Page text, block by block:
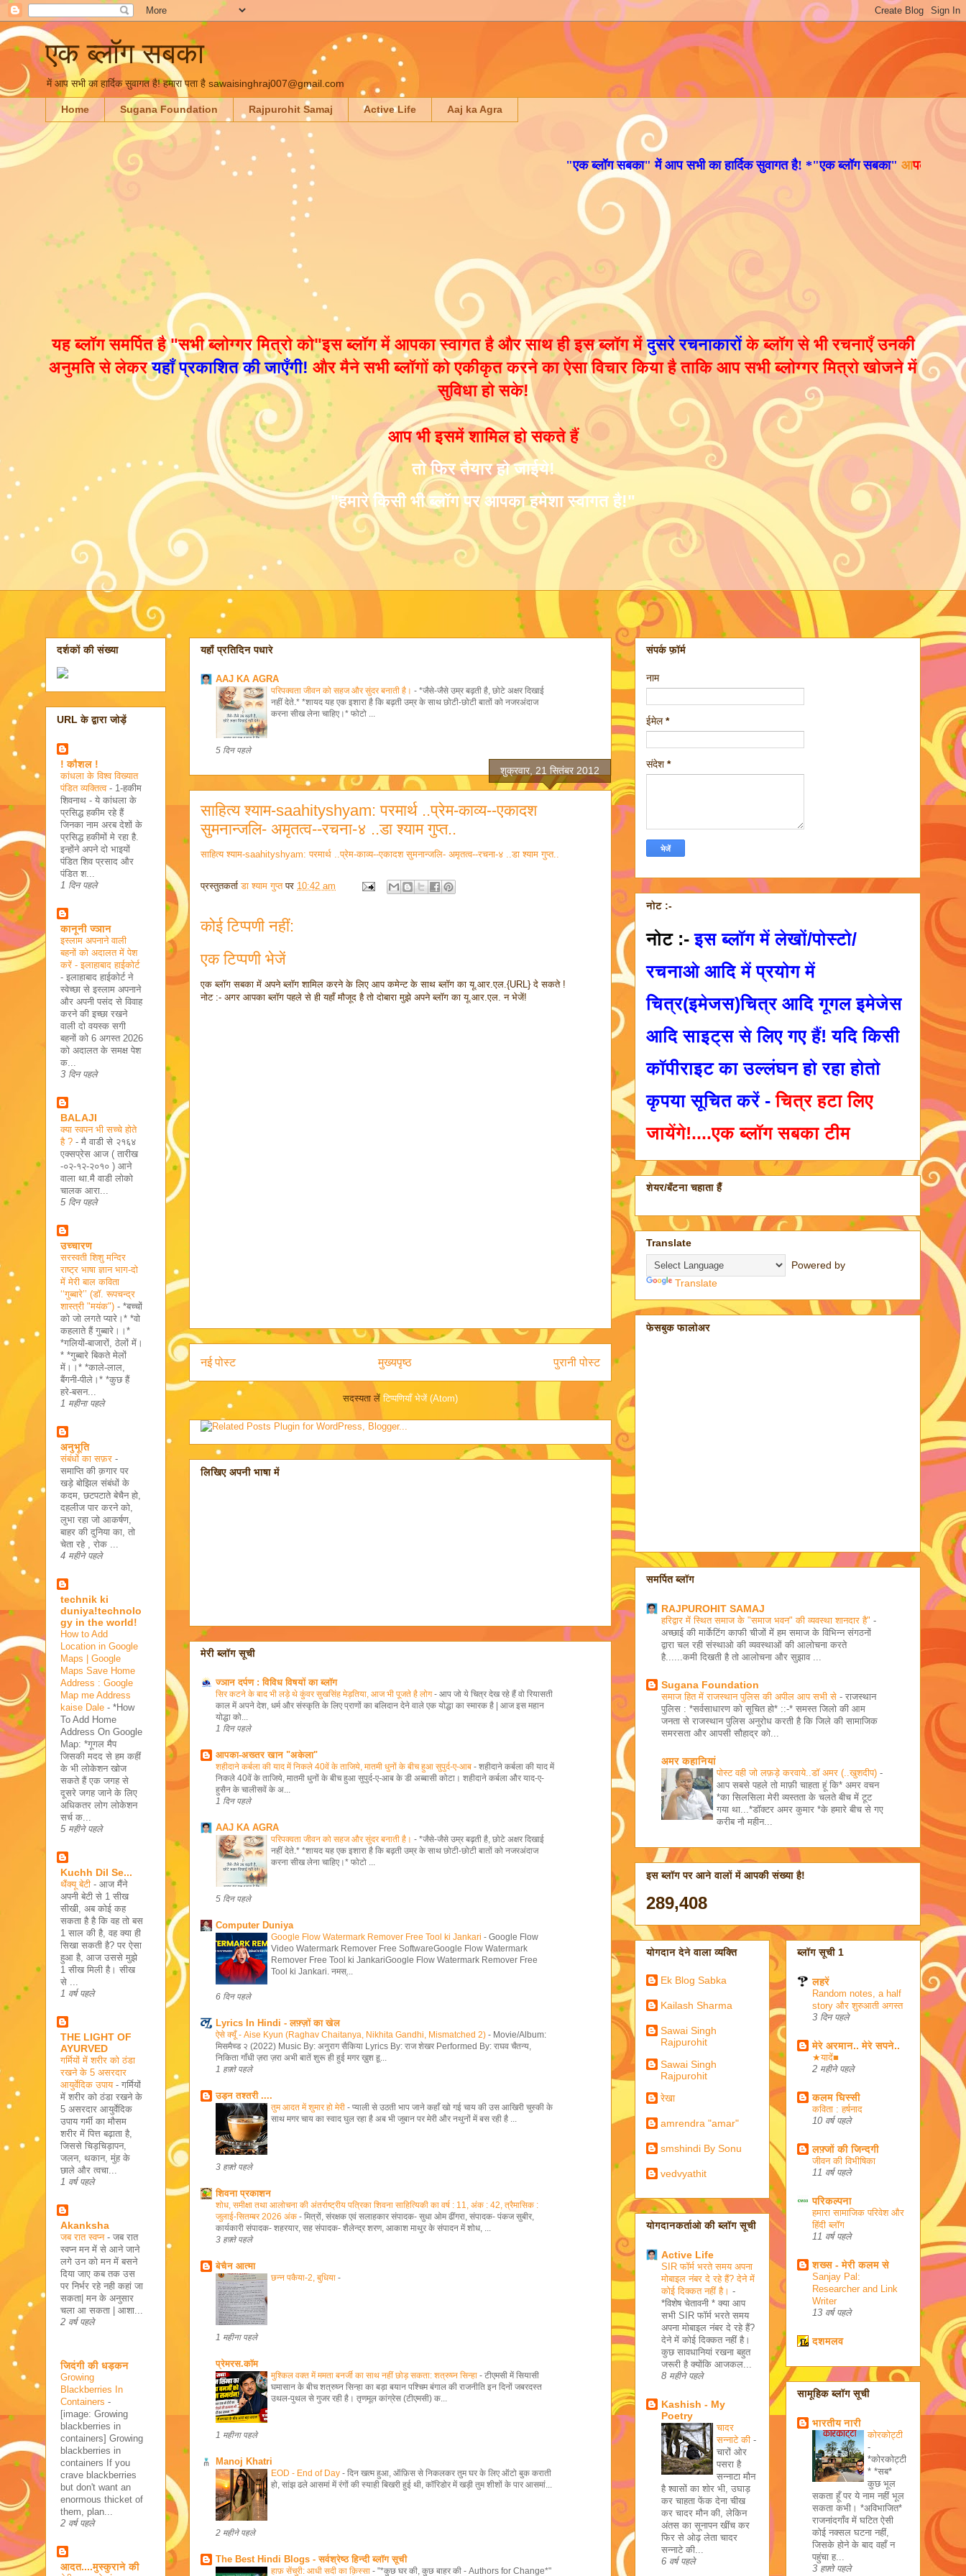
एक ब्लॉग सबका
में आप सभी का हार्दिक सुवागत है! हमारा पता है sawaisinghraj007@gmail.com
Home Sugana Foundation Rajpurohit Samaj Active Life Aaj ka Agra
एक ब्लॉग सबका"में आप सभी का हार्दिक सुवागत है! *"एक ब्लॉग सबका"आपका अपना मंच है
यह ब्लॉग समर्पित है "सभी ब्लोग्गर मित्रो को"इस ब्लॉग में आपका स्वागत है और साथ ही इस ब्लॉग मेंदुसरे रचनाकारोंके ब्लॉग से भी रचनाएँउनकी
अनुमति से लेकर यहाँ प्रकाशित की जाएँगी! और मैने सभी ब्लॉगों को एकीकृत करने का ऐसा विचार किया है ताकि आप सभी ब्लोग्गर मित्रो खोजने में
सुविधा हो सके!
आप भी इसमें शामिल हो सकते हैं
तो फिर तैयार हो जाईये!
"हमारे किसी भी ब्लॉग पर आपका हमेशा स्वागत है!"
यहाँ प्रतिदिन पधारे
AAJ KA AGRA
परिपक्वता जीवन को सहज और सुंदर बनाती है। - *जैसे-जैसे उम्र बढ़ती है, छोटे अक्षर दिखाई
नहीं देते.* *शायद यह एक इशारा है कि बढ़ती उम्र के साथ छोटी-छोटी बातों को नजरअंदाज
करना सीख लेना चाहिए।* फोटो ...
5 दिन पहले
शुक्रवार, 21 सितंबर 2012
साहित्य श्याम-saahityshyam: परमार्थ ..प्रेम-काव्य--एकादश
सुमनान्जलि- अमृतत्व--रचना-४ ..डा श्याम गुप्त..
साहित्य श्याम-saahityshyam: परमार्थ ..प्रेम-काव्य--एकादश सुमनान्जलि- अमृतत्व--रचना-४ ..डा श्याम गुप्त..
प्रस्तुतकर्ताडा श्याम गुप्त पर 10:42 am
कोई टिप्पणी नहीं:
एक टिप्पणी भेजें
एक ब्लॉग सबका में अपने ब्लॉग शामिल करने के लिए आप कमेन्ट के साथ ब्लॉग का यू.आर.एल.{URL} दे सकते !
नोट :- अगर आपका ब्लॉग पहले से ही यहाँ मौजूद है तो दोबारा मुझे अपने ब्लॉग का यू.आर.एल. न भेजें!
नई पोस्ट पुरानी पोस्ट
मुख्यपृष्ठ
सदस्यता लेंटिप्पणियाँ भेजें (Atom)
लिखिए अपनी भाषा में
मेरी ब्लॉग सूची
ज्ञान दर्पण : विविध विषयों का ब्लॉग
सिर कटने के बाद भी लड़े थे कुंवर सुखसिंह मेड़तिया, आज भी पूजते है लोग- आप जो ये चित्र देख रहे हैं वो रियासती
काल में अपने देश, धर्म और संस्कृति के लिए प्राणों का बलिदान देने वाले एक योद्धा का स्मारक है | आज इस महान
योद्धा को...
1 दिन पहले
आपका-अख्तर खान "अकेला"
शहीदाने कर्बला की याद में निकले 40वें के ताजिये, मातमी धुनों के बीच हुआ सुपुर्द-ए-आब - शहीदाने कर्बला की याद में
निकले 40वें के ताजिये, मातमी धुनों के बीच हुआ सुपुर्द-ए-आब के डी अब्बासी कोटा। शहीदाने कर्बला और याद-ए-
हुसैन के चालीसवें के अ...
1 दिन पहले
AAJ KA AGRA
परिपक्वता जीवन को सहज और सुंदर बनाती है। - *जैसे-जैसे उम्र बढ़ती है, छोटे अक्षर दिखाई
नहीं देते.* *शायद यह एक इशारा है कि बढ़ती उम्र के साथ छोटी-छोटी बातों को नजरअंदाज
करना सीख लेना चाहिए।* फोटो ...
5 दिन पहले
Computer Duniya
Google Flow Watermark Remover Free Tool ki Jankari - Google Flow
Video Watermark Remover Free SoftwareGoogle Flow Watermark
Remover Free Tool ki JankariGoogle Flow Watermark Remover Free
Tool ki Jankari. नमस्...
6 दिन पहले
Lyrics In Hindi - लफ़्ज़ों का खेल
ऐसे क्यूँ - Aise Kyun (Raghav Chaitanya, Nikhita Gandhi, Mismatched 2) - Movie/Album:
मिसमैच्ड २ (2022) Music By: अनुराग सैकिया Lyrics By: राज शेखर Performed By: राघव चैतन्य,
निकिता गाँधी ज़रा ज़रा अभी बातें शुरू ही हुई मगर ख़ुश हू...
1 हफ़्ते पहले
उड़न तश्तरी ....
तुम आदत में शुमार हो मेरी - प्याली से उठती भाप जाने कहाँ खो गई चाय की उस आखिरी चुस्की के
साथ मगर चाय का स्वाद घुल रहा है अब भी जुबान पर मेरी और नथुनों में बस रही है ...
3 हफ़्ते पहले
शिवना प्रकाशन
शोध, समीक्षा तथा आलोचना की अंतर्राष्ट्रीय पत्रिका शिवना साहित्यिकी का वर्ष : 11, अंक : 42, त्रैमासिक :
जुलाई-सितम्बर 2026 अंक - मित्रों, संरक्षक एवं सलाहकार संपादक- सुधा ओम ढींगरा, संपादक- पंकज सुबीर,
कार्यकारी संपादक- शहरयार, सह संपादक- शैलेन्द्र शरण, आकाश माथुर के संपादन में शोध, ...
3 हफ़्ते पहले
बेचैन आत्मा
छन्न पकैया-2, बुधिया -
1 महीना पहले
प्रेमरस.कॉम
मुश्किल वक्त में ममता बनर्जी का साथ नहीं छोड़ सकता: शत्रुघ्न सिन्हा - टीएमसी में सियासी
घमासान के बीच शत्रुघ्न सिन्हा का बड़ा बयान पश्चिम बंगाल की राजनीति इन दिनों जबरदस्त
उथल-पुथल से गुजर रही है। तृणमूल कांग्रेस (टीएमसी) क...
1 महीना पहले
Manoj Khatri
EOD - End of Day - दिन खत्म हुआ, ऑफ़िस से निकलकर तुम घर के लिए ऑटो बुक कराती
हो, सांझ ढले आसमां में रंगों की स्याही बिखरी हुई थी, कॉरिडोर में खड़ी तुम शीशों के पार आसमां...
2 महीने पहले
The Best Hindi Blogs - सर्वश्रेष्ठ हिन्दी ब्लॉग सूची
हाफ़ सेंचुरी: आधी सदी का क़िस्सा - "*कुछ घर की, कुछ बाहर की - Authors for Change*"
दर्शकों की संख्या
URL के द्वारा जोड़ें
! कौशल !
कांधला के विश्व विख्यात
पंडित व्यक्तित्व - 1-हकीम
शिवनाथ - ये कांधला के
प्रसिद्ध हकीम रहे हैं
जिनका नाम अरब देशों के
प्रसिद्ध हकीमों मे रहा है.
इन्होंने अपने दो भाइयों
पंडित शिव प्रसाद और
पंडित श...
1 दिन पहले
कानूनी ज्ञान
इस्लाम अपनाने वाली
बहनों को अदालत में पेश
करें - इलाहाबाद हाईकोर्ट
- इलाहाबाद हाईकोर्ट ने
स्वेच्छा से इस्लाम अपनाने
और अपनी पसंद से विवाह
करने की इच्छा रखने
वाली दो वयस्क सगी
बहनों को 6 अगस्त 2026
को अदालत के समक्ष पेश
क...
3 दिन पहले
BALAJI
क्या स्वपन भी सच्चे होते
है ? - मै वाडी से २१६४
एक्सप्रेस आज ( तारीख
-०२-१२-२०१० ) आने
वाला था.मै वाडी लोको
चालक आरा...
5 दिन पहले
उच्चारण
सरस्वती शिशु मन्दिर
राष्ट्र भाषा ज्ञान भाग-दो
में मेरी बाल कविता
‘‘गुब्बारे’’ (डॉ. रूपचन्द्र
शास्त्री "मयंक") - *बच्चों
को जो लगते प्यारे।* *वो
कहलाते हैं गुब्बारे।।*
*गलियों-बाजारों, ठेलों में।
* *गुब्बारे बिकते मेलों
में।।* *काले-लाल,
बैंगनी-पीले।* *कुछ हैं
हरे-बसन...
1 महीना पहले
अनुभूति
संबंधों का सफ़र -
समाप्ति की क़गार पर
खड़े बोझिल संबंधों के
कदम, छटपटाते बेचैन हो,
दहलीज पार करने को,
लुभा रहा जो आकर्षण,
बाहर की दुनिया का, तो
चेता रहे , रोक ...
4 महीने पहले
technik ki
duniya!technolo
gy in the world!
How to Add
Location in Google
Maps | Google
Maps Save Home
Address : Google
Map me Address
kaise Dale - *How
To Add Home
Address On Google
Map: *गूगल मैप
जिसकी मदद से हम कहीं
के भी लोकेशन खोज
सकते हैं एक जगह से
दूसरे जगह जाने के लिए
अधिकतर लोग लोकेशन
सर्च क...
5 महीने पहले
Kuchh Dil Se...
थैंक्यू बेटी - आज मैंने
अपनी बेटी से 1 सीख
सीखी, अब कोई कह
सकता है है कि वह तो बस
1 साल की है, वह क्या ही
सिखा सकती है? पर ऐसा
हुआ है, आज उससे मुझे
1 सीख मिली है। सीख
से ...
1 वर्ष पहले
THE LIGHT OF
AYURVED
गर्मियों में शरीर को ठंडा
रखने के 5 असरदार
आयुर्वेदिक उपाय - गर्मियों
में शरीर को ठंडा रखने के
5 असरदार आयुर्वेदिक
उपाय गर्मी का मौसम
शरीर में पित्त बढ़ाता है,
जिससे चिड़चिड़ापन,
जलन, थकान, मुंह के
छाले और त्वचा...
1 वर्ष पहले
Akanksha
जब रात स्वप्न - जब रात
स्वप्न मन में से आने जाने
लगे उन को मन में बसने
दिया जाए कब तक उस
पर निर्भर रहे नही कहां जा
सकता| मन के अनुसार
चला आ सकता | आशा...
2 वर्ष पहले
जिदंगी की धड़कन
Growing
Blackberries In
Containers -
[image: Growing
blackberries in
containers] Growing
blackberries in
containers If you
crave blackberries
but don't want an
enormous thicket of
them, plan...
2 वर्ष पहले
आदत....मुस्कुराने की
संपर्क फ़ॉर्म
नाम
ईमेल*
संदेश*
नोट :-
नोट :-इस ब्लॉग में लेखों/पोस्टो/
रचनाओ आदि में प्रयोग में
चित्र(इमेजस)चित्र आदि गूगल इमेजेस
आदि साइट्स से लिए गए हैं! यदि किसी
कॉपीराइट का उल्लंघन हो रहा होतो
कृपया सूचित करें -चित्र हटा लिए
जायेंगे!....एक ब्लॉग सबका टीम
शेयर/बँटना चहाता हैँ
Translate
Powered by
Translate
फेसबुक फालोअर
समर्पित ब्लॉग
RAJPUROHIT SAMAJ
हरिद्वार में स्थित समाज के "समाज भवन" की व्यवस्था शानदार है" -
अच्छाई की मार्केटिंग काफी चीजों में हम समाज के विभिन्न संगठनों
द्वारा चल रही संस्थाओ की व्यवस्थाओं की आलोचना करते
है......कमी दिखती है तो आलोचना और सुझाव ...
Sugana Foundation
समाज हित में राजस्थान पुलिस की अपील आप सभी से - राजस्थान
पुलिस : *सर्वसाधारण को सूचित हो* ::-* समस्त जिलो की आम
जनता से राजस्थान पुलिस अनुरोध करती है कि जिले की सामाजिक
समरसता और आपसी सौहाद्र को...
अमर कहानियां
पोस्ट वही जो लफ़ड़े करवाये..डॉ अमर (..खुशदीप) -
आप सबसे पहले तो माफ़ी चाहता हूं कि* अमर वचन
*का सिलसिला मेरी व्यस्तता के चलते बीच में टूट
गया था...*डॉक्टर अमर कुमार *के हमारे बीच से ​गए
करीब नौ महीन...
इस ब्लॉग पर आने वालों में आपकी संख्या है!
289,408
योगदान देने वाला व्यक्ति
Ek Blog Sabka
Kailash Sharma
Sawai Singh
Rajpurohit
Sawai Singh
Rajpurohit
रेखा
amrendra "amar"
smshindi By Sonu
vedvyathit
योगदानकर्ताओ की ब्लॉग सूची
Active Life
SIR फॉर्म भरते समय अपना
मोबाइल नंबर दे रहे हैं? देने में
कोई दिक्कत नहीं है। -
*विशेष चेतावनी * क्या आप
सभी SIR फॉर्म भरते समय
अपना मोबाइल नंबर दे रहे हैं?
देने में कोई दिक्कत नहीं है।
कुछ सावधानियां रखना बहुत
जरूरी है क्योंकि आजकल...
8 महीने पहले
Kashish - My
Poetry
चादर
सन्नाटे की -
चारों ओर
पसरा है
सन्नाटा मौन
है श्वासों का शोर भी, उघाड़
कर चाहता फेंक देना चीख
कर चादर मौन की, लेकिन
अंतस का सूनापन खींच कर
फिर से ओढ़ लेता चादर
सन्नाटे की...
6 वर्ष पहले
ब्लॉग सूची 1
लहरें
Random notes, a half
story और शुरुआती अगस्त
3 दिन पहले
मेरे अरमान.. मेरे सपने..
★यादें■
2 महीने पहले
कलम घिस्सी
कविता : हर्षनाद
10 वर्ष पहले
लफ़्जों की जिन्दगी
जीवन की विभीषिका
11 वर्ष पहले
परिकल्पना
हमारा सामाजिक परिवेश और
हिंदी ब्लॉग
11 वर्ष पहले
शख्स - मेरी कलम से
Sanjay Pal:
Researcher and Link
Writer
13 वर्ष पहले
दशमलव
सामूहिक ब्लॉग सूची
भारतीय नारी
कोरकोट्टी
-
*कोरकोट्टी
* *सब*
कुछ भूल
सकता हूँ पर ये नाम नहीं भूल
सकता कभी। *अविभाजित*
राजनांदगाँव में घटित ऐसी
कोई नक्सल घटना नहीं,
जिसके होने के बाद वहाँ न
पहुंचा ह...
3 हफ़्ते पहले